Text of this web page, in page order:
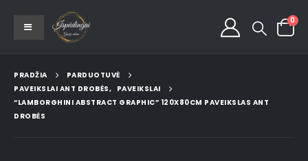
0
PRADŽIA
PARDUOTUVĖ
PAVEIKSLAI ANT DROBĖS, PAVEIKSLAI
“LAMBORGHINI ABSTRACT GRAPHIC” 120X80CM PAVEIKSLAS ANT
DROBĖS